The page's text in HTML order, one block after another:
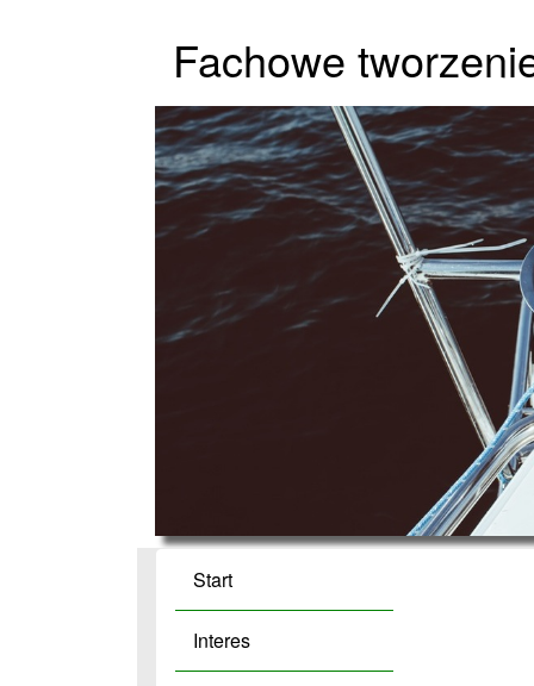
Fachowe
Start
Interes